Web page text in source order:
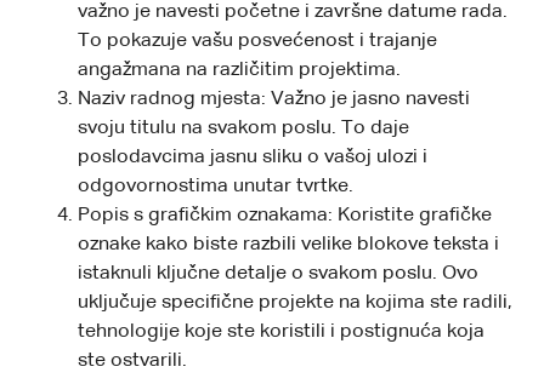
važno je navesti početne i završne datume rada.
To pokazuje vašu posvećenost i trajanje
angažmana na različitim projektima.
Naziv radnog mjesta: Važno je jasno navesti
svoju titulu na svakom poslu. To daje
poslodavcima jasnu sliku o vašoj ulozi i
odgovornostima unutar tvrtke.
Popis s grafičkim oznakama: Koristite grafičke
oznake kako biste razbili velike blokove teksta i
istaknuli ključne detalje o svakom poslu. Ovo
uključuje specifične projekte na kojima ste radili,
tehnologije koje ste koristili i postignuća koja
ste ostvarili.